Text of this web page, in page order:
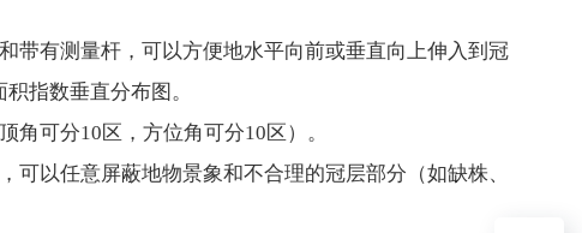
带有测量杆，可以方便地水平向前或垂直向上伸入到冠
指数垂直分布图。
可分10区，方位角可分10区）。
以任意屏蔽地物景象和不合理的冠层部分（如缺株、